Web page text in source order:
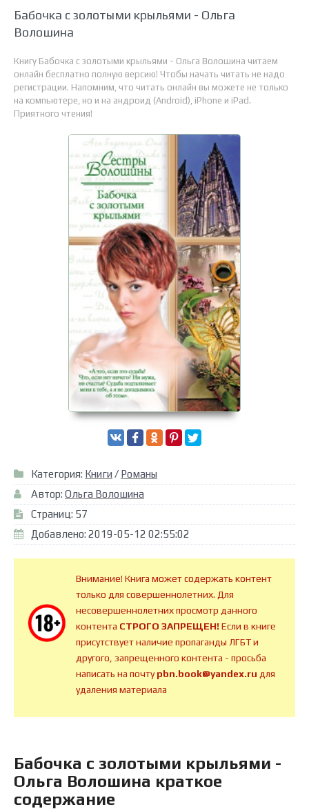
Бабочка с золотыми крыльями - Ольга
Волошина
Книгу Бабочка с золотыми крыльями - Ольга Волошина читаем
онлайн бесплатно полную версию! Чтобы начать читать не надо
регистрации. Напомним, что читать онлайн вы можете не только
на компьютере, но и на андроид (Android), iPhone и iPad.
Приятного чтения!
Категория: Книги / Романы
Автор: Ольга Волошина
Страниц: 57
Добавлено: 2019-05-12 02:55:02
Внимание! Книга может содержать контент
только для совершеннолетних. Для
несовершеннолетних просмотр данного
контента СТРОГО ЗАПРЕЩЕН!Если в книге
присутствует наличие пропаганды ЛГБТ и
другого, запрещенного контента - просьба
написать на почтуpbn.book@yandex.ru для
удаления материала
Бабочка с золотыми крыльями -
Ольга Волошина краткое
содержание